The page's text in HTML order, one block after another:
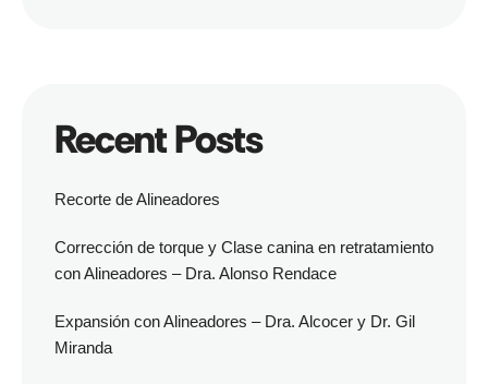
Recent Posts
Recorte de Alineadores
Corrección de torque y Clase canina en retratamiento
con Alineadores – Dra. Alonso Rendace
Expansión con Alineadores – Dra. Alcocer y Dr. Gil
Miranda